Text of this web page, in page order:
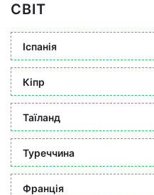
СВІТ
Іспанія
Кіпр
Таїланд
Туреччина
Франція